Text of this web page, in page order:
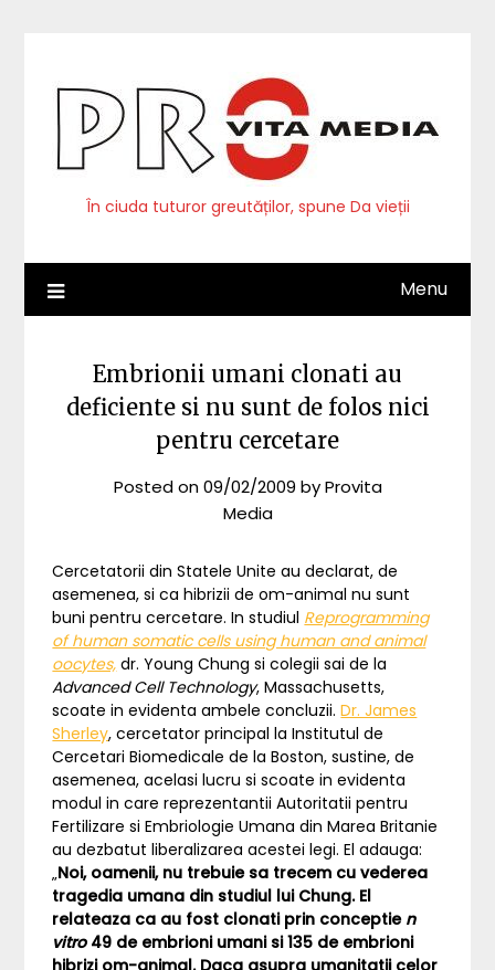
În ciuda tuturor greutăților, spune Da vieții
Menu
Embrionii umani clonati au
deficiente si nu sunt de folos nici
pentru cercetare
Posted on09/02/2009 byProvita
Media
Cercetatorii din Statele Unite au declarat, de
asemenea, si ca hibrizii de om-animal nu sunt
buni pentru cercetare. In studiul Reprogramming
of human somatic cells using human and animal
oocytes, dr. Young Chung si colegii sai de la
Advanced Cell Technology, Massachusetts,
scoate in evidenta ambele concluzii.Dr. James
Sherley, cercetator principal la Institutul de
Cercetari Biomedicale de la Boston, sustine, de
asemenea, acelasi lucru si scoate in evidenta
modul in care reprezentantii Autoritatii pentru
Fertilizare si Embriologie Umana din Marea Britanie
au dezbatut liberalizarea acestei legi. El adauga:
„Noi, oamenii, nu trebuie sa trecem cu vederea
tragedia umana din studiul lui Chung. El
relateaza ca au fost clonati prin conceptie n
vitro49 de embrioni umani si 135 de embrioni
hibrizi om-animal. Daca asupra umanitatii celor